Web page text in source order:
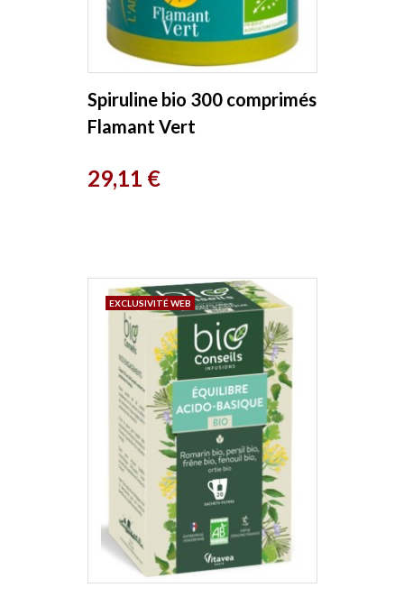
Spiruline bio 300 comprimés
Flamant Vert
Prix
29,11 €
EXCLUSIVITÉ WEB